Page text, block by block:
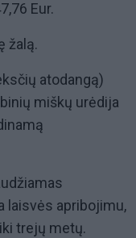
Eur.
žalą.
atodangą)
miškų urėdija
laisvės apribojimu,
trejų metų.